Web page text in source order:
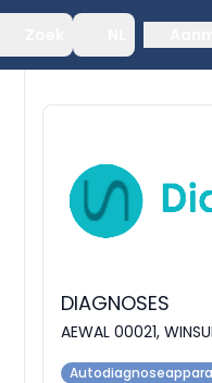
DIAGNOSES
AEWAL 00021,